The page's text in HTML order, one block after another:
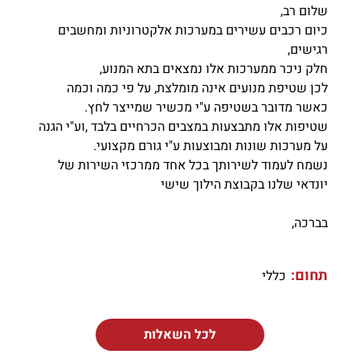
שלום רב,
כיום רכבים עשירים במערכות אלקטרוניות ומחשבים
רגישים,
חלק ניכר ממערכות אלו נמצאים בתא המנוע,
לכן שטיפת מנועים אינה מומלצת, על פי כמה וכמה
כאשר מדובר בשטיפה ע"י מכשיר שמייצר לחץ.
שטיפות אלו מתבצעות במצבים הכרחיים בלבד ,וע"י הגנה
על מערכות שונות ומבוצעות ע"י גורם מקצועי.
נשמח לעמוד לשירותך בכל אחד ממרכזי השירות של
יונדאי שלנו בקבוצת הילוך שישי
בברכה,
תחום: כללי
לכל השאלות